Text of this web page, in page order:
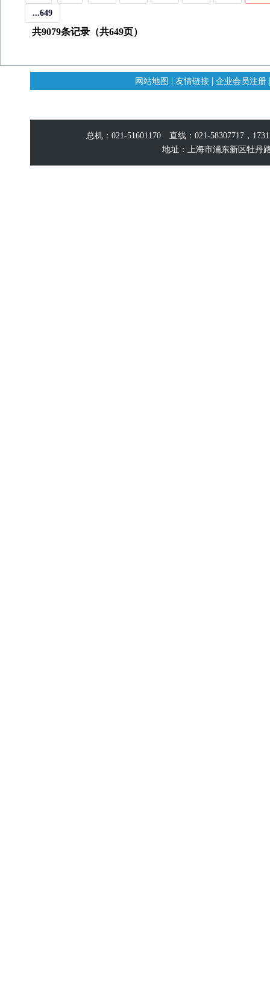
...649
共9079条记录（共649页）
网站地图 | 友情链接 | 企业会员注册
总机：021-51601170 直线：021-58307717，
地址：上海市浦东新区牡丹